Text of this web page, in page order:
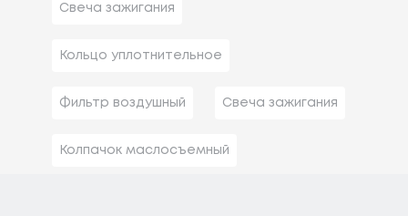
Свеча зажигания
Кольцо уплотнительное
Фильтр воздушный Свеча зажигания
Колпачок маслосъемный